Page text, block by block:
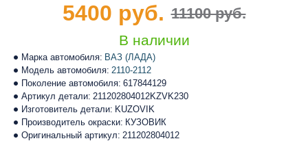
Марка автомобиля: ВАЗ (ЛАДА)
Модель автомобиля: 2110-2112
Поколение автомобиля: 617844129
Артикул детали: 211202804012KZVK230
Изготовитель детали: KUZOVIK
Производитель окраски: КУЗОВИК
Оригинальный артикул: 211202804012
В наличии
11100 руб.
5400 руб.